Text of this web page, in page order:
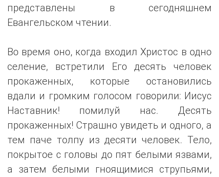
представлены в сегодняшнем
Евангельском чтении.
Во время оно, когда входил Христос в одно
селение, встретили Его десять человек
прокаженных, которые остановились
вдали и громким голосом говорили: Иисус
Наставник! помилуй нас. Десять
прокаженных! Страшно увидеть и одного, а
тем паче толпу из десяти человек. Тело,
покрытое с головы до пят белыми язвами,
а затем белыми гноящимися струпьями,